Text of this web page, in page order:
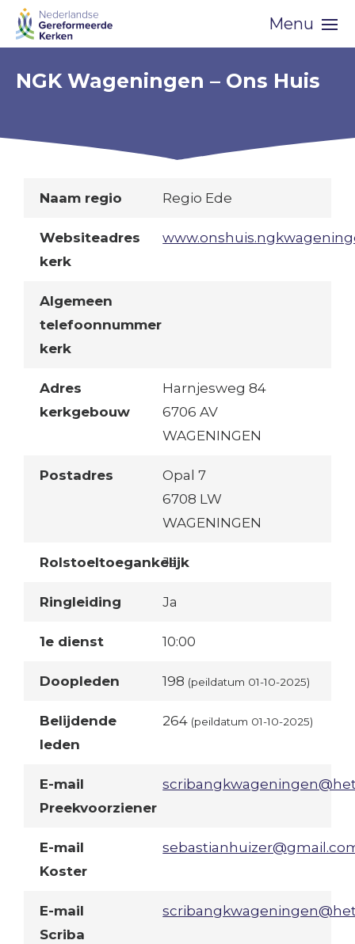
Skip
navigation
Menu
NGK Wageningen – Ons Huis
Naam regio Regio Ede
Websiteadres
kerk
Algemeen
telefoonnummer
kerk
Adres
kerkgebouw
Harnjesweg 84
6706 AV
WAGENINGEN
Postadres
Opal 7
6708 LW
WAGENINGEN
Rolstoeltoegankelijk
Ja
Ringleiding Ja
1e dienst 10:00
Doopleden 198 (peildatum 01-10-2025)
Belijdende
leden
264 (peildatum 01-10-2025)
E-mail
Preekvoorziener
E-mail
Koster
E-mail
Scriba